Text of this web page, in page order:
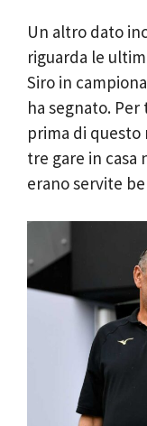
Un altro dato
riguarda le
Siro in
ha segnato.
prima di
tre gare in casa
erano servite